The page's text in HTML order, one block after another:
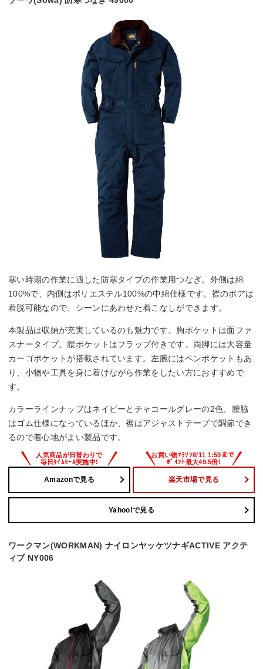
寒い時期の作業に適した防寒タイプの作業用つなぎ。外側は綿
100%で、内側はポリエステル100%の中綿仕様です。襟のボアは
着脱可能なので、シーンにあわせた着こなしができます。
本製品は収納が充実しているのも魅力です。胸ポケットは面ファ
スナータイプ。腰ポケットはフラップ付きです。両脚には大容量
カーゴポケットが搭載されています。左腕にはペンポケットもあ
り、小物や工具を身に着けながら作業をしたい方におすすめで
す。
カラーラインナップはネイビーとチャコールグレーの2色。腰脇
はゴム仕様になっているほか、裾はアジャストテープで調節でき
るので着心地がよい製品です。
Amazonで見る 楽天市場で見る
Yahoo!で見る
ワークマン(WORKMAN) ナイロンヤッケツナギACTIVE アクテ
ィブ NY006